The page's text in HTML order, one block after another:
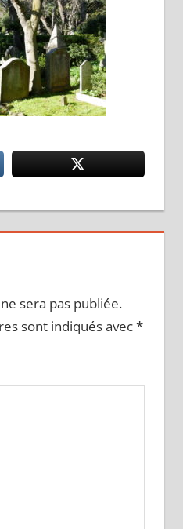
sera pas publiée.
sont indiqués avec*